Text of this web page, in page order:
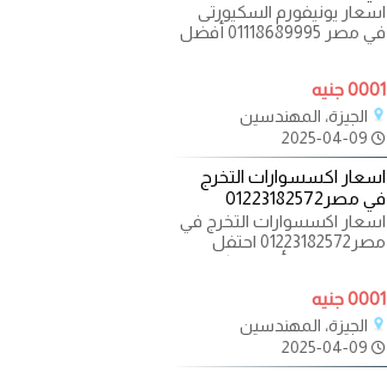
اسعار يونيفورم السكيورتى
في مصر 01118689995 أفضل
0001 جنيه
الجيزة، المهندسين
2025-04-09
اسعار اكسسوارات التخرج
في مصر01223182572
اسعار اكسسوارات التخرج في
مصر01223182572 احتفل
بتخرج طلابك بأرواب وكابات
0001 جنيه
الجيزة، المهندسين
2025-04-09